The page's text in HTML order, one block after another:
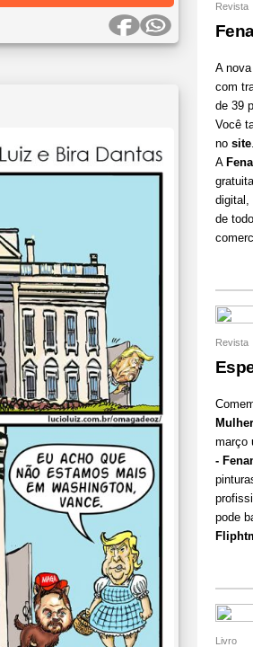
Revista
A
com
de 39
Você
no site
A
digital,
de
Revista
março
-
pode
Livro